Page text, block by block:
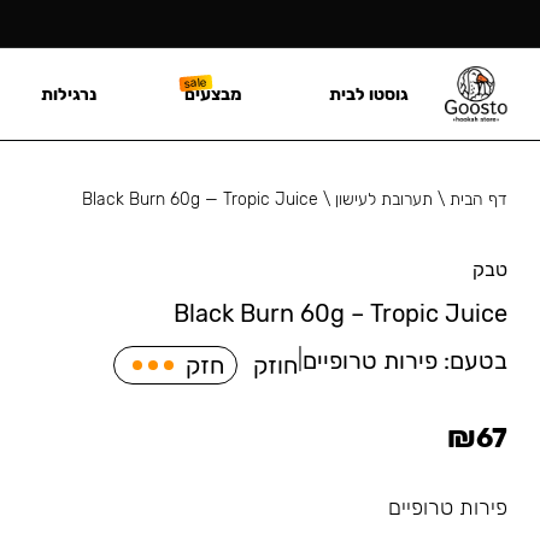
דף הבית\ תערובת לעישון \
Black Burn 60g — Tropic Juice
טבק
Black Burn 60g – Tropic Juice
בטעם: פירות טרופיים חוזק חזק
₪67
פירות טרופיים
גוסטו לבית מבצעים נרגילות